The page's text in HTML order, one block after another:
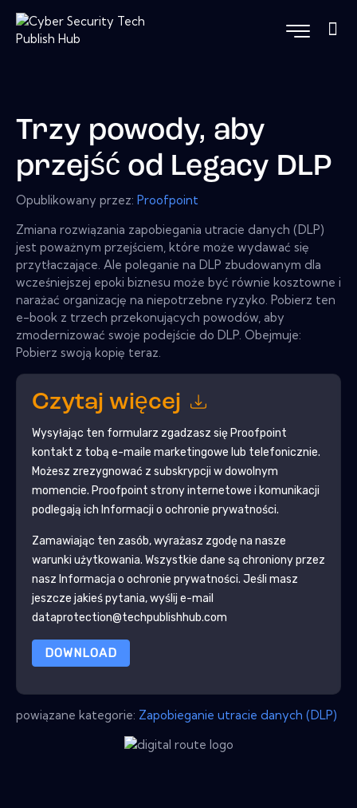
Trzy powody, aby
przejść od Legacy DLP
Opublikowany przez: Proofpoint
Zmiana rozwiązania zapobiegania utracie danych (DLP)
jest poważnym przejściem, które może wydawać się
przytłaczające. Ale poleganie na DLP zbudowanym dla
wcześniejszej epoki biznesu może być równie kosztowne i
narażać organizację na niepotrzebne ryzyko. Pobierz ten
e-book z trzech przekonujących powodów, aby
zmodernizować swoje podejście do DLP. Obejmuje:
Pobierz swoją kopię teraz.
Czytaj więcej
Wysyłając ten formularz zgadzasz się Proofpoint
kontakt z tobą e-maile marketingowe lub telefonicznie.
Możesz zrezygnować z subskrypcji w dowolnym
momencie. Proofpoint strony internetowe i komunikacji
podlegają ich Informacji o ochronie prywatności.
Zamawiając ten zasób, wyrażasz zgodę na nasze
warunki użytkowania. Wszystkie dane są chroniony przez
nasz Informacja o ochronie prywatności. Jeśli masz
jeszcze jakieś pytania, wyślij e-mail
dataprotection@techpublishhub.com
DOWNLOAD
powiązane kategorie: Zapobieganie utracie danych (DLP)